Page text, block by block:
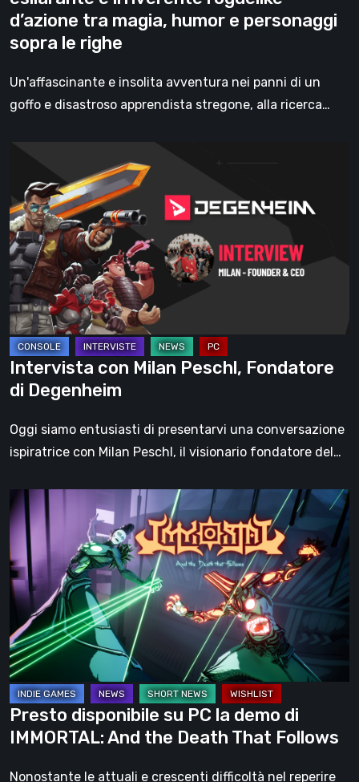
d’azione
tra
magia,
humor
righe
d’azione tra magia, humor e personaggi
sopra le righe
Un'affascinante e insolita avventura nei panni di un
goffo e disastroso apprendista stregone, alla ricerca…
Milan
Peschl,
Fondatore
di
Degenheim
Intervista con Milan Peschl, Fondatore
di Degenheim
Oggi siamo entusiasti di presentarvi una conversazione
ispiratrice con Milan Peschl, il visionario fondatore del…
Presto
disponibile
su
PC
la
demo
di
IMMORTAL:
And
the
Death
That
Follows
Presto disponibile su PC la demo di
IMMORTAL: And the Death That Follows
Nonostante le attuali e crescenti difficoltà nel reperire